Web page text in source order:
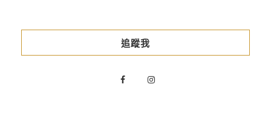
追蹤我